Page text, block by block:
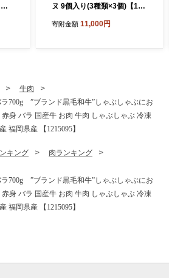
ッ
ヌ 9個入り(3種類×3個)【176
寄附金額 11,000円
牛肉
700g ”ブランド黒毛和牛”しゃぶしゃぶにお
身 バラ 国産牛 お肉 牛肉 しゃぶしゃぶ 冷凍
福岡県産 【1215095】
キング
肉ランキング
700g ”ブランド黒毛和牛”しゃぶしゃぶにお
身 バラ 国産牛 お肉 牛肉 しゃぶしゃぶ 冷凍
福岡県産 【1215095】